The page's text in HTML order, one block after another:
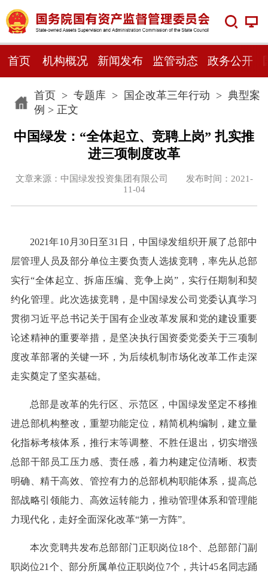
首页 机构概况 新闻发布 监管动态 政务公开
首页> 专题库> 国企改革三年行动 > 典型案
例 > 正文
中国绿发：“全体起立、竞聘上岗” 扎实推
进三项制度改革
文章来源：中国绿发投资集团有限公司 发布时间：2021-
11-04
2021年10月30日至31日，中国绿发组织开展了总部中
层管理人员及部分单位主要负责人选拔竞聘，率先从总部
实行“全体起立、拆庙压编、竞争上岗”，实行任期制和契
约化管理。此次选拔竞聘，是中国绿发公司党委认真学习
贯彻习近平总书记关于国有企业改革发展和党的建设重要
论述精神的重要举措，是坚决执行国资委党委关于三项制
度改革部署的关键一环，为后续机制市场化改革工作走深
走实奠定了坚实基础。
总部是改革的先行区、示范区，中国绿发坚定不移推
进总部机构整改，重塑功能定位，精简机构编制，建立量
化指标考核体系，推行末等调整、不胜任退出，切实增强
总部干部员工压力感、责任感，着力构建定位清晰、权责
明确、精干高效、管控有力的总部机构职能体系，提高总
部战略引领能力、高效运转能力，推动管理体系和管理能
力现代化，走好全面深化改革“第一方阵”。
本次竞聘共发布总部部门正职岗位18个、总部部门副
职岗位21个、部分所属单位正职岗位7个，共计45名同志踊